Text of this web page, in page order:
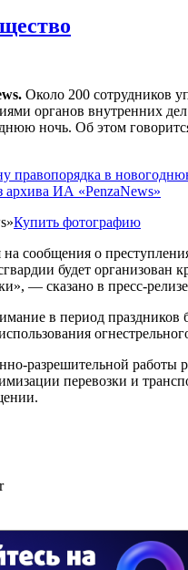
Около 200 сотрудников
органов внутренних
ночь. Об этом
Купить фотографию
сообщения о
будет организован
— сказано в пресс-
в период праздников
разрешительной работы
перевозки и